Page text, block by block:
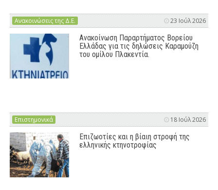
Ανακοινώσεις της Δ.Ε. 23 Ιούλ 2026
Ανακοίνωση Παραρτήματος Βορείου
Ελλάδας για τις δηλώσεις Καραμούζη
του ομίλου Πλακεντία.
Επιστημονικά 18 Ιούλ 2026
Επιζωοτίες και η βίαιη στροφή της
ελληνικής κτηνοτροφίας